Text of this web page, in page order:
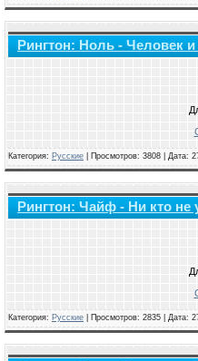
Рингтон: Ноль - Человек
Категория: Русские Просмотров: 3808 | Дата:
Рингтон: Чайф - Ни кто
Категория: Русские Просмотров: 2835 | Дата: